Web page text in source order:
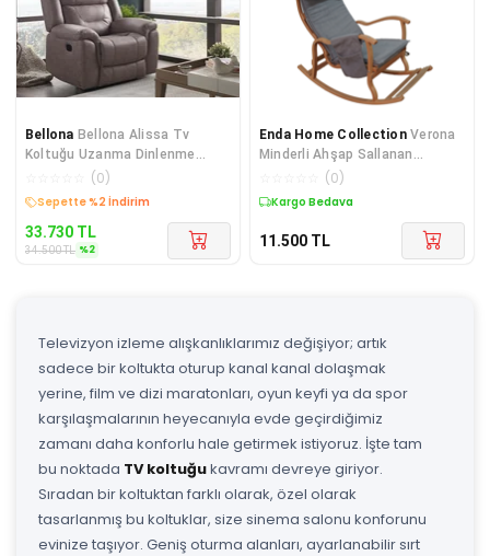
Bellona Bellona Alissa Tv
Koltuğu Uzanma Dinlenme
Fonksiyonlu
(0)
Kargo Bedava
33.730 TL
34.500TL %2
Enda Home Collection Verona
Minderli Ahşap Sallanan
Sandalye | Doğal Ahşap Gürgen
(0)
Kargo Bedava
11.500 TL
Televizyon izleme alışkanlıklarımız değişiyor; artık
sadece bir koltukta oturup kanal kanal dolaşmak
yerine, film ve dizi maratonları, oyun keyfi ya da spor
karşılaşmalarının heyecanıyla evde geçirdiğimiz
zamanı daha konforlu hale getirmek istiyoruz. İşte tam
bu noktada TV koltuğukavramı devreye giriyor.
Sıradan bir koltuktan farklı olarak, özel olarak
tasarlanmış bu koltuklar, size sinema salonu konforunu
evinize taşıyor. Geniş oturma alanları, ayarlanabilir sırt